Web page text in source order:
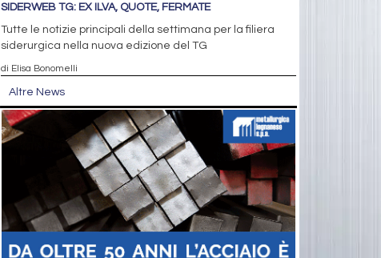
SIDERWEB TG: EX ILVA, QUOTE, FERMATE
Tutte le notizie principali della settimana per la filiera
siderurgica nella nuova edizione del TG
di Elisa Bonomelli
Altre News